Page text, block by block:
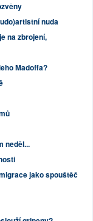
nuda
na zbrojení,
Madoffa?
neděl...
jako spouštěč